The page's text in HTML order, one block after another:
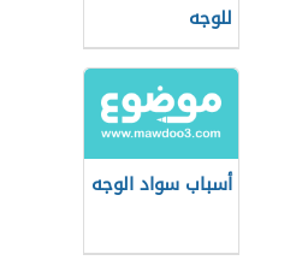
للوجه
أسباب سواد الوجه